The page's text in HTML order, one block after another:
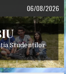
06/08/2026
Studenților